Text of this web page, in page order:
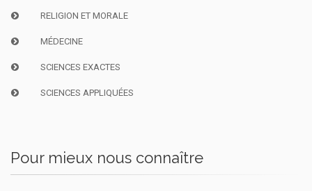
RELIGION ET MORALE
MÉDECINE
SCIENCES EXACTES
SCIENCES APPLIQUÉES
Pour mieux nous connaître